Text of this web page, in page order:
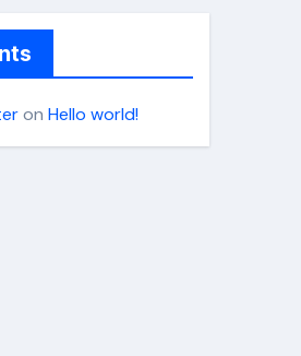
on Hello world!